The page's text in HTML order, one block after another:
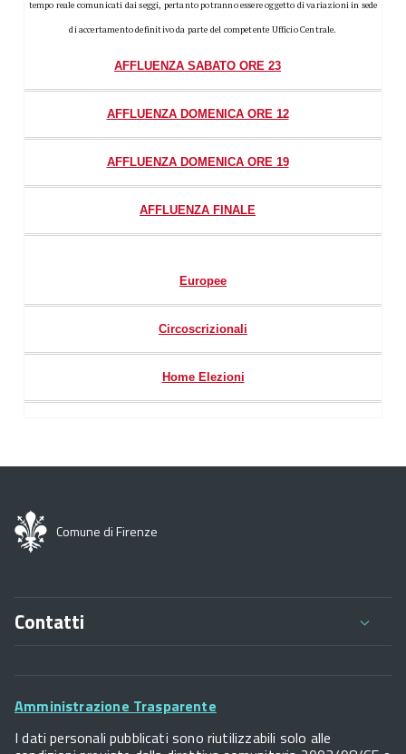
tempo reale comunicati dai seggi, pertanto potranno essere oggetto di variazioni in sede
di accertamento definitivo da parte del competente Ufficio Centrale.
AFFLUENZA SABATO ORE 23
AFFLUENZA DOMENICA ORE 12
AFFLUENZA DOMENICA ORE 19
AFFLUENZA FINALE
Europee
Circoscrizionali
Home Elezioni
Comune di Firenze
Contatti
Palazzo Vecchio
P.IVA 01307110484
Footer
Amministrazione Trasparente
I dati personali pubblicati sono riutilizzabili solo alle